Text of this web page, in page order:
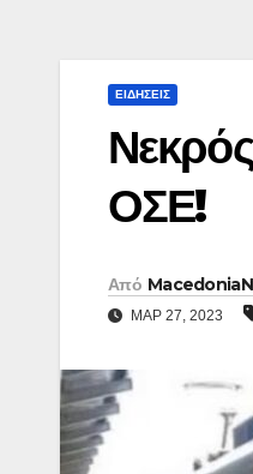
ΕΙΔΉΣΕΙΣ
ΟΣΕ!
Από
ΜΑΡ 27, 2023